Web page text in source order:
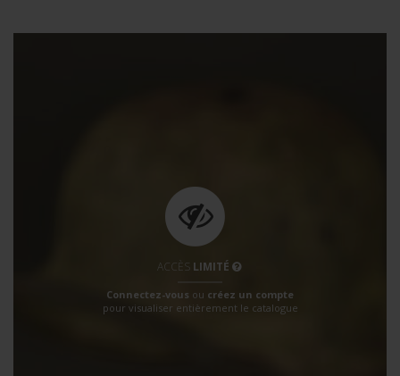
ACCÈS LIMITÉ
Connectez-vous ou créez un compte
pour visualiser entièrement le catalogue